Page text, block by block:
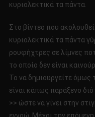
κυριολεκτικά τα πάντα.
Στο βίντεο που
κυριολεκτικά τα πάντα
ρουφήχτρες σε λίμνες
το οποίο δεν είναι
Το να δημιουργείτε όμως
είναι κάπως παράξενο
>> ώστε να γίνει στην